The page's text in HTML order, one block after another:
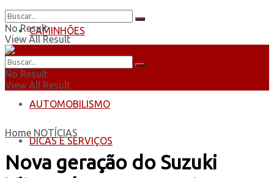
CAMINHÕES
ÔNIBUS
AUTOMOBILISMO
DICAS E SERVIÇOS
No Result
View All Result
No Result
View All Result
Home NOTÍCIAS
Nova geração do Suzuki